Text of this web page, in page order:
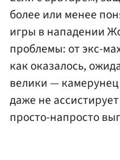
более или менее
игры в нападении
проблемы: от экс-
как оказалось,
велики —
даже не
просто-напросто